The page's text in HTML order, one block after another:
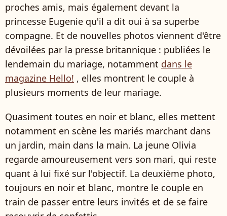
proches amis, mais également devant la
princesse Eugenie qu'il a dit oui à sa superbe
compagne. Et de nouvelles photos viennent d'être
dévoilées par la presse britannique : publiées le
lendemain du mariage, notamment dans le
magazine Hello! , elles montrent le couple à
plusieurs moments de leur mariage.
Quasiment toutes en noir et blanc, elles mettent
notamment en scène les mariés marchant dans
un jardin, main dans la main. La jeune Olivia
regarde amoureusement vers son mari, qui reste
quant à lui fixé sur l'objectif. La deuxième photo,
toujours en noir et blanc, montre le couple en
train de passer entre leurs invités et de se faire